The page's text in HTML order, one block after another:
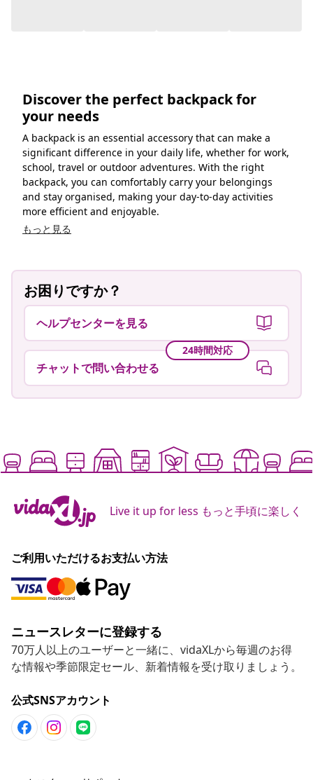
お困りですか？
ヘルプセンターを見る
24時間対応
チャットで問い合わせる
Live it up for less もっと手頃に楽しく
ご利用いただけるお支払い方法
ニュースレターに登録する
な情報や季節限定セール、新着情報を受け取りましょう。
ビジネス・パートナーシップ
vidaXL
その他の情報